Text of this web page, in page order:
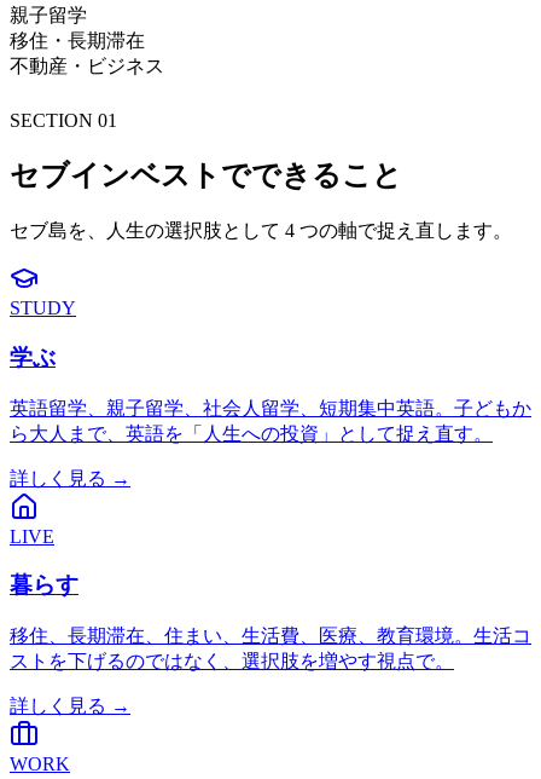
親子留学
移住・長期滞在
不動産・ビジネス
SECTION 01
セブインベストでできること
セブ島を、人生の選択肢として 4 つの軸で捉え直します。
STUDY
学ぶ
英語留学、親子留学、社会人留学、短期集中英語。子どもか
ら大人まで、英語を「人生への投資」として捉え直す。
詳しく見る →
LIVE
暮らす
移住、長期滞在、住まい、生活費、医療、教育環境。生活コ
ストを下げるのではなく、選択肢を増やす視点で。
詳しく見る →
WORK